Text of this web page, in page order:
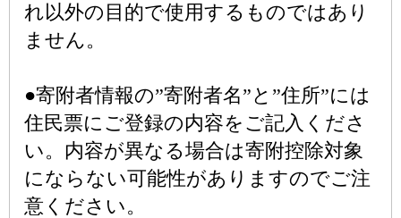
れ以外の目的で使用するものではあり
ません。
●寄附者情報の”寄附者名”と”住所”には
住民票にご登録の内容をご記入くださ
い。内容が異なる場合は寄附控除対象
にならない可能性がありますのでご注
意ください。